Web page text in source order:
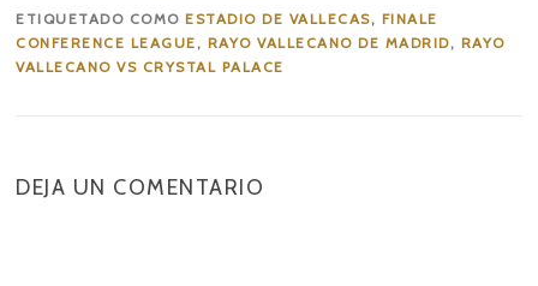
ETIQUETADO COMOESTADIO DE VALLECAS, FINALE
CONFERENCE LEAGUE , RAYO VALLECANO DE MADRID, RAYO
VALLECANO VS CRYSTAL PALACE
DEJA UN COMENTARIO